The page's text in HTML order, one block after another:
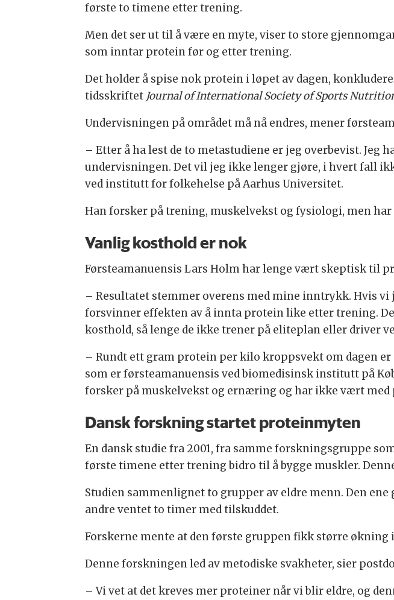
første to timene etter trening.
Men det ser ut til å være en myte, viser to store
som inntar protein før og etter trening.
Det holder å spise nok protein i løpet av dagen,
tidsskriftet Journal of International Society of Sports
Undervisningen på området må nå endres, mener
– Etter å ha lest de to metastudiene er jeg overbevist.
undervisningen. Det vil jeg ikke lenger gjøre, i hvert fall
ved institutt for folkehelse på Aarhus Universitet.
Han forsker på trening, muskelvekst og fysiologi, men
Vanlig kosthold er nok
Førsteamanuensis Lars Holm har lenge vært skeptisk til
– Resultatet stemmer overens med mine inntrykk. Hvis
forsvinner effekten av å innta protein like etter trening.
kosthold, så lenge de ikke trener på eliteplan eller driver
– Rundt ett gram protein per kilo kroppsvekt om dagen
som er førsteamanuensis ved biomedisinsk institutt på
forsker på muskelvekst og ernæring og har ikke vært med
Dansk forskning startet proteinmyten
En dansk studie fra 2001, fra samme forskningsgruppe
første timene etter trening bidro til å bygge muskler.
Studien sammenlignet to grupper av eldre menn. Den
andre ventet to timer med tilskuddet.
Forskerne mente at den første gruppen fikk større økning
Denne forskningen led av metodiske svakheter, sier
– Vi vet at det kreves mer proteiner når vi blir eldre, og